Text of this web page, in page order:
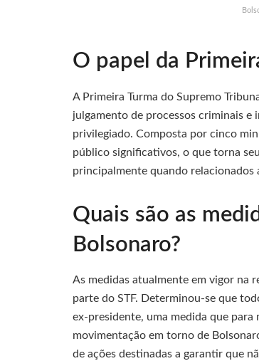
O papel da
A Primeira Turma do Supremo
julgamento de processos criminais
privilegiado. Composta por cinco
público significativos, o que torna
principalmente quando relacionados
Quais são as
Bolsonaro?
As medidas atualmente em vigor na
parte do STF. Determinou-se que
ex-presidente, uma medida que
movimentação em torno de
de ações destinadas a garantir que